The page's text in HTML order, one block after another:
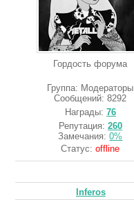
Гордость форума
Группа: Модераторы
Сообщений:8292
Награды: 76
Репутация: 260
Замечания:0%
Статус:offline
Inferos